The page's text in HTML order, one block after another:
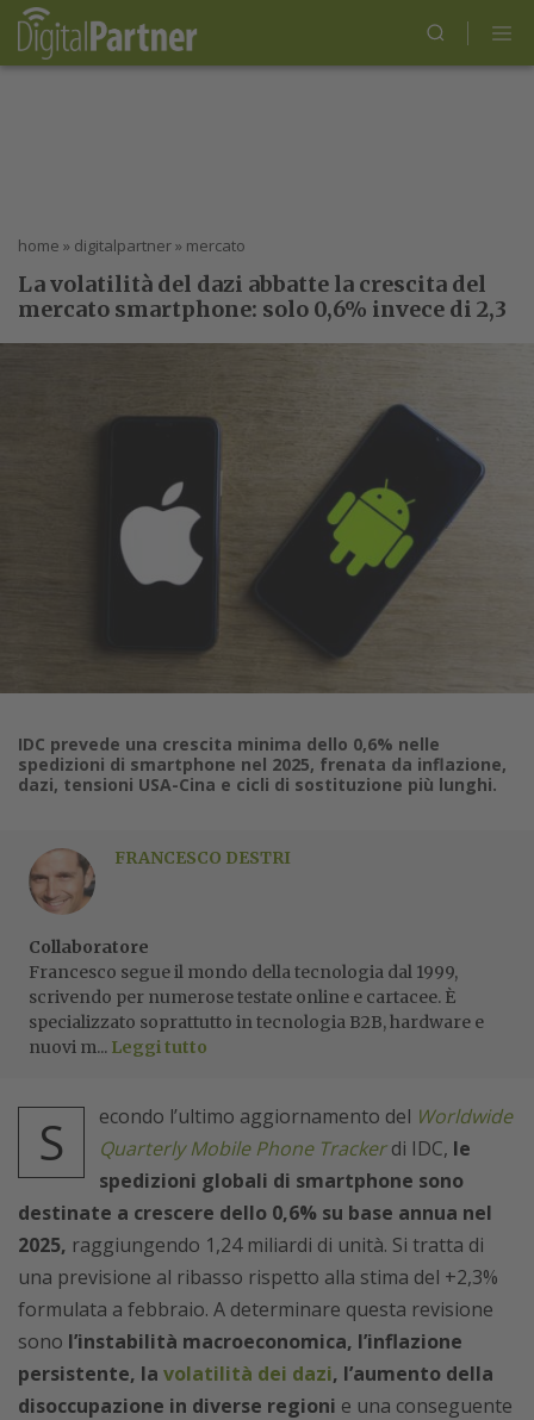
home » digitalpartner» mercato
La volatilità del dazi abbatte la crescita del
mercato smartphone: solo 0,6% invece di 2,3
IDC prevede una crescita minima dello 0,6% nelle
spedizioni di smartphone nel 2025, frenata da inflazione,
dazi, tensioni USA-Cina e cicli di sostituzione più lunghi.
FRANCESCO DESTRI
Collaboratore
Francesco segue il mondo della tecnologia dal 1999,
scrivendo per numerose testate online e cartacee. È
specializzato soprattutto in tecnologia B2B, hardware e
nuovi m... Leggi tutto
S econdo l’ultimo aggiornamento del Worldwide
Quarterly Mobile Phone Trackerdi IDC, le
spedizioni globali di smartphone sono
destinate a crescere dello 0,6% su base annua nel
2025, raggiungendo 1,24 miliardi di unità. Si tratta di
una previsione al ribasso rispetto alla stima del +2,3%
formulata a febbraio. A determinare questa revisione
sono l’instabilità macroeconomica, l’inflazione
persistente, la volatilità dei dazi, l’aumento della
disoccupazione in diverse regioni e una conseguente